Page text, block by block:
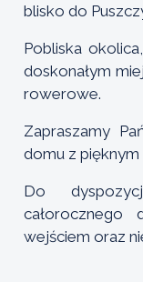
blisko do
Pobliska
doskonałym
rowerowe.
Zapraszamy
domu z
Do
całorocznego
wejściem oraz